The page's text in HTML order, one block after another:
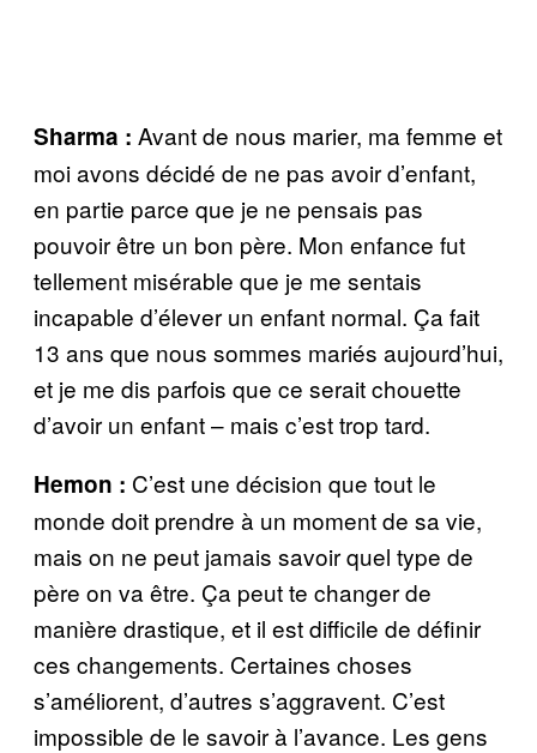
Sharma : Avant de nous marier, ma femme et
moi avons décidé de ne pas avoir d’enfant,
en partie parce que je ne pensais pas
pouvoir être un bon père. Mon enfance fut
tellement misérable que je me sentais
incapable d’élever un enfant normal. Ça fait
13 ans que nous sommes mariés aujourd’hui,
et je me dis parfois que ce serait chouette
d’avoir un enfant – mais c’est trop tard.
Hemon : C’est une décision que tout le
monde doit prendre à un moment de sa vie,
mais on ne peut jamais savoir quel type de
père on va être. Ça peut te changer de
manière drastique, et il est difficile de définir
ces changements. Certaines choses
s’améliorent, d’autres s’aggravent. C’est
impossible de le savoir à l’avance. Les gens